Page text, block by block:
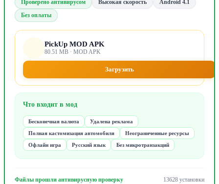
Проверено антивирусом Высокая скорость
Android 4.1
Без оплаты
PickUp MOD APK
80.51 MB · MOD APK
Загрузить
Что входит в мод
Бесконечная валюта
Удалена реклама
Полная кастомизация автомобиля
Неограниченные ресурсы
Офлайн игра
Русский язык Без микротранзакций
Файлы прошли антивирусную проверку 13628 установки